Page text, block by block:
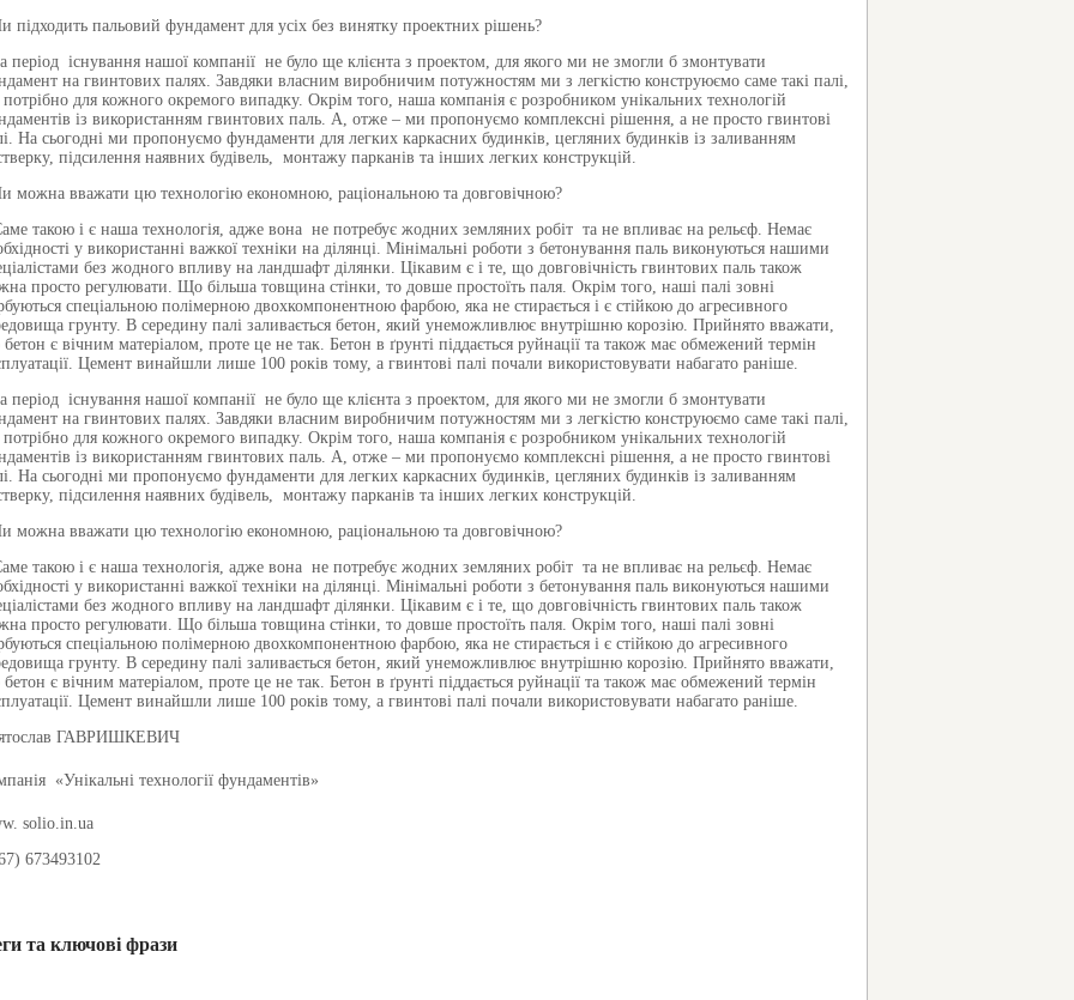
підходить пальовий фундамент для усіх без винятку проектних рішень?
період існування нашої компанії не було ще клієнта з проектом, для якого ми не змогли б змонтувати
на гвинтових палях. Завдяки власним виробничим потужностям ми з легкістю конструюємо саме такі палі,
потрібно для кожного окремого випадку. Окрім того, наша компанія є розробником унікальних технологій
із використанням гвинтових паль. А, отже – ми пропонуємо комплексні рішення, а не просто гвинтові
На сьогодні ми пропонуємо фундаменти для легких каркасних будинків, цегляних будинків із заливанням
підсилення наявних будівель, монтажу парканів та інших легких конструкцій.
можна вважати цю технологію економною, раціональною та довговічною?
такою і є наша технологія, адже вона не потребує жодних земляних робіт та не впливає на рельєф. Немає
у використанні важкої техніки на ділянці. Мінімальні роботи з бетонування паль виконуються нашими
без жодного впливу на ландшафт ділянки. Цікавим є і те, що довговічність гвинтових паль також
просто регулювати. Що більша товщина стінки, то довше простоїть паля. Окрім того, наші палі зовні
спеціальною полімерною двохкомпонентною фарбою, яка не стирається і є стійкою до агресивного
грунту. В середину палі заливається бетон, який унеможливлює внутрішню корозію. Прийнято вважати,
є вічним матеріалом, проте це не так. Бетон в ґрунті піддається руйнації та також має обмежений термін
Цемент винайшли лише 100 років тому, а гвинтові палі почали використовувати набагато раніше.
період існування нашої компанії не було ще клієнта з проектом, для якого ми не змогли б змонтувати
на гвинтових палях. Завдяки власним виробничим потужностям ми з легкістю конструюємо саме такі палі,
потрібно для кожного окремого випадку. Окрім того, наша компанія є розробником унікальних технологій
із використанням гвинтових паль. А, отже – ми пропонуємо комплексні рішення, а не просто гвинтові
На сьогодні ми пропонуємо фундаменти для легких каркасних будинків, цегляних будинків із заливанням
підсилення наявних будівель, монтажу парканів та інших легких конструкцій.
можна вважати цю технологію економною, раціональною та довговічною?
такою і є наша технологія, адже вона не потребує жодних земляних робіт та не впливає на рельєф. Немає
у використанні важкої техніки на ділянці. Мінімальні роботи з бетонування паль виконуються нашими
без жодного впливу на ландшафт ділянки. Цікавим є і те, що довговічність гвинтових паль також
просто регулювати. Що більша товщина стінки, то довше простоїть паля. Окрім того, наші палі зовні
спеціальною полімерною двохкомпонентною фарбою, яка не стирається і є стійкою до агресивного
грунту. В середину палі заливається бетон, який унеможливлює внутрішню корозію. Прийнято вважати,
є вічним матеріалом, проте це не так. Бетон в ґрунті піддається руйнації та також має обмежений термін
Цемент винайшли лише 100 років тому, а гвинтові палі почали використовувати набагато раніше.
ГАВРИШКЕВИЧ
«Унікальні технології фундаментів»
solio.in.ua
) 673493102
та ключові фрази